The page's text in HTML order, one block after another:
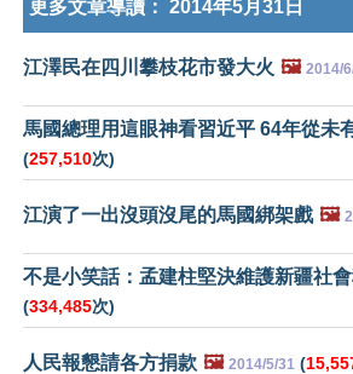
更多文章導讀： 2014年5月31日
江澤民在四川攀枝花市發大火 🖼️ 2014/
馬國總理用這眼神看習近平 64年從未
(257,510次)
江演了一出沒頭沒尾的馬國綁架戲 🖼️
不是小笑話：孟建柱堅決維護新疆社
(334,485次)
人民報懇請各方捐款 🖼️ 2014/5/31 (